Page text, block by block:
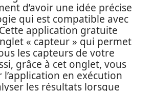
d’avoir une idée précise
qui est compatible avec
application gratuite
« capteur » qui permet
les capteurs de votre
grâce à cet onglet, vous
en exécution
les résultats lorsque